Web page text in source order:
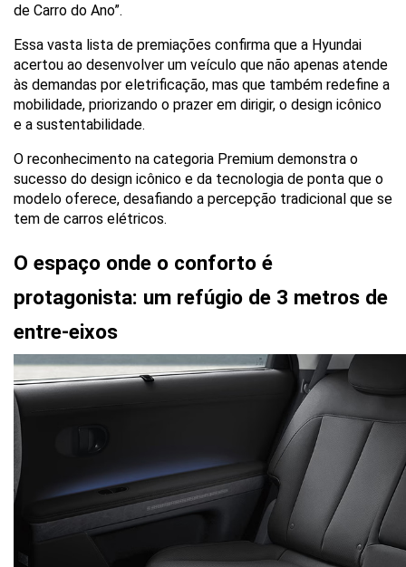
de Carro do Ano”.
Essa vasta lista de premiações confirma que a Hyundai
acertou ao desenvolver um veículo que não apenas atende
às demandas por eletrificação, mas que também redefine a
mobilidade, priorizando o prazer em dirigir, o design icônico
e a sustentabilidade.
O reconhecimento na categoria Premium demonstra o
sucesso do design icônico e da tecnologia de ponta que o
modelo oferece, desafiando a percepção tradicional que se
tem de carros elétricos.
O espaço onde o conforto é
protagonista: um refúgio de 3 metros de
entre-eixos